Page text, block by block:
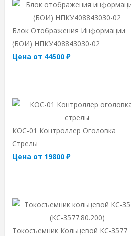
Блок Отображения Информации
(БОИ) НПКУ408843030-02
Цена от 44500 ₽
КОС-01 Контроллер Оголовка
Стрелы
Цена от 19800 ₽
Токосъемник Кольцевой КС-3577